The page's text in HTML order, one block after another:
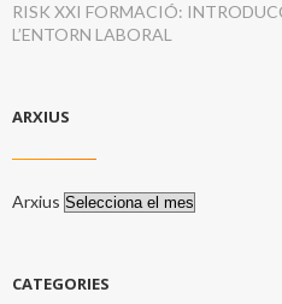
RISK XXI FORMACIÓ:
L’ENTORN LABORAL
ARXIUS
Arxius
CATEGORIES